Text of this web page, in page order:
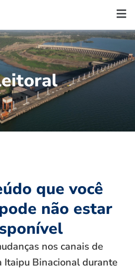
eitoral
que você
não estar
nos canais de
Itaipu Binacional durante